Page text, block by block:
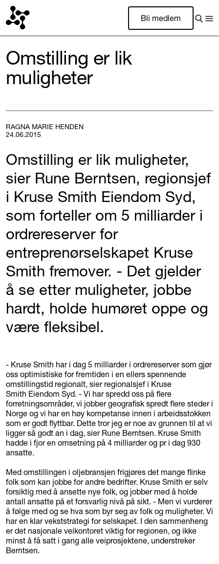
Bli medlem
Omstilling er lik
muligheter
RAGNA MARIE HENDEN
24.06.2015
Omstilling er lik muligheter,
sier Rune Berntsen, regionsjef
i Kruse Smith Eiendom Syd,
som forteller om 5 milliarder i
ordrereserver for
entreprenørselskapet Kruse
Smith fremover. - Det gjelder
å se etter muligheter, jobbe
hardt, holde humøret oppe og
være fleksibel.
- Kruse Smith har i dag 5 milliarder i ordrereserver som gjør
oss optimistiske for fremtiden i en ellers spennende
omstillingstid regionalt, sier regionalsjef i Kruse
Smith Eiendom Syd. - Vi har spredd oss på flere
forretningsområder, vi jobber geografisk spredt flere steder i
Norge og vi har en høy kompetanse innen i arbeidsstokken
som er godt flyttbar. Dette tror jeg er noe av grunnen til at vi
ligger så godt an i dag, sier Rune Berntsen. Kruse Smith
hadde i fjor en omsetning på 4 milliarder og pr i dag 930
ansatte.
Med omstillingen i oljebransjen frigjøres det mange flinke
folk som kan jobbe for andre bedrifter. Kruse Smith er selv
forsiktig med å ansette nye folk, og jobber med å holde
antall ansatte på et forsvarlig nivå på sikt. - Men vi vurderer
å følge med og se hva som byr seg av folk og muligheter. Vi
har en klar vekststrategi for selskapet. I den sammenheng
er det nasjonale veikontoret viktig for regionen, og ikke
minst å få satt i gang alle veiprosjektene, understreker
Berntsen.